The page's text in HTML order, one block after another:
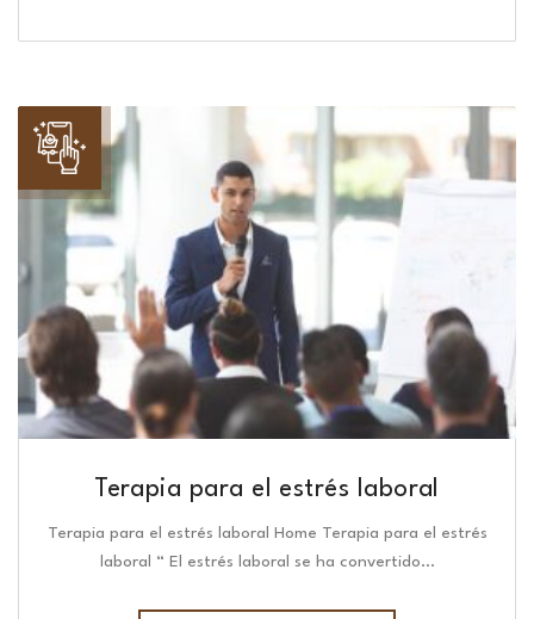
Terapia para el estrés laboral
Terapia para el estrés laboral Home Terapia para el estrés
laboral “ El estrés laboral se ha convertido…